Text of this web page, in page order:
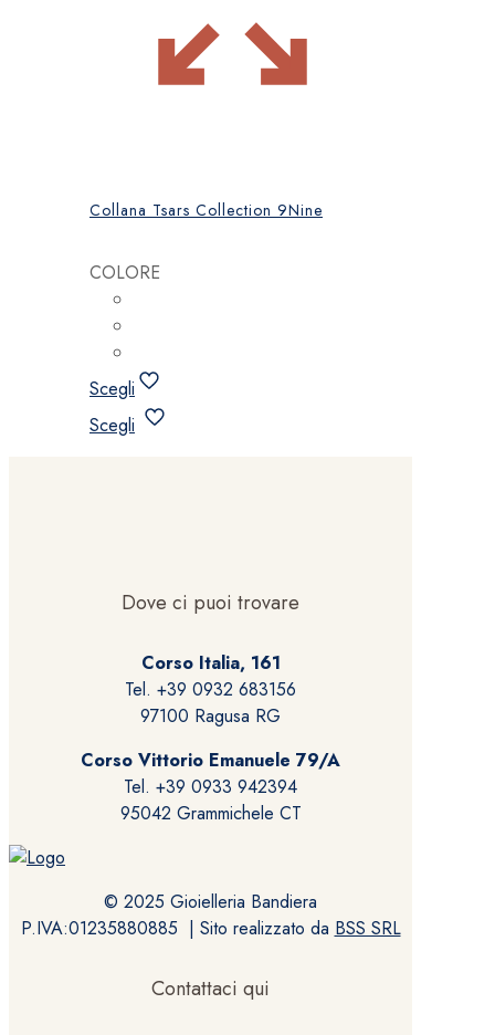
Collana Tsars Collection 9Nine
COLORE
Scegli
Scegli Questo
possono
scelte
nella
pagina
prodotto
Dove ci puoi trovare
Corso Italia, 161
Tel. +39 0932 683156
97100 Ragusa RG
Corso Vittorio Emanuele 79/A
Tel. +39 0933 942394
95042 Grammichele CT
© 2025 Gioielleria Bandiera
P.IVA:01235880885 | Sito realizzato da BSS SRL
Contattaci qui